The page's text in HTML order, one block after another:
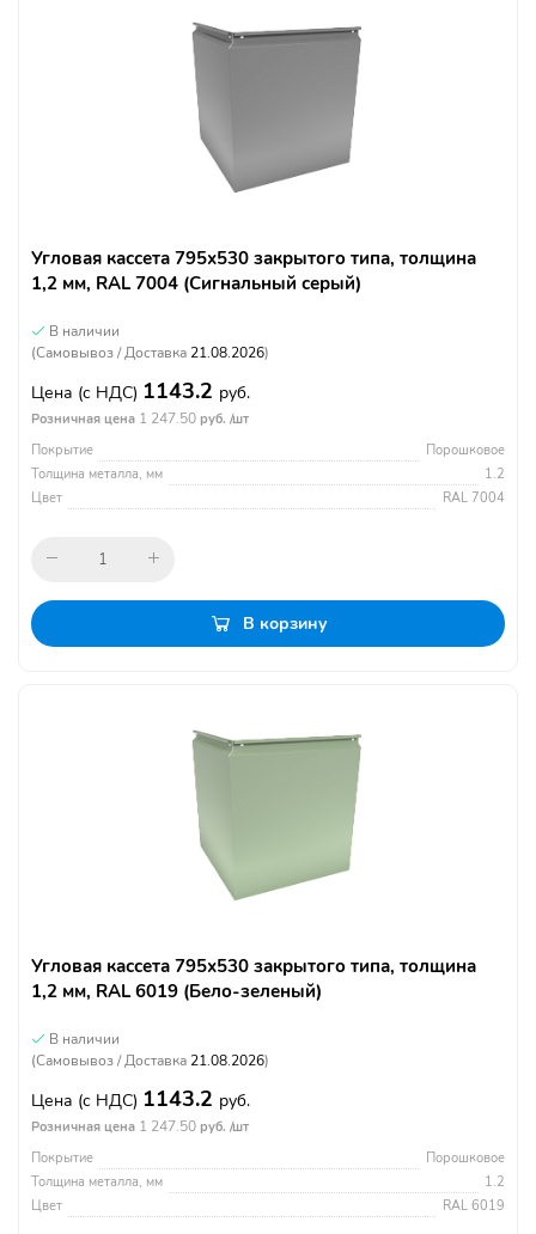
Угловая кассета 795х530 закрытого типа, толщина
1,2 мм, RAL 7004 (Сигнальный серый)
В наличии
(Самовывоз / Доставка 21.08.2026)
Цена (с НДС) 1143.2 руб.
Розничная цена 1 247.50 руб. /шт
Покрытие
Порошковое
Толщина металла, мм
1.2
Цвет
RAL 7004
В корзину
Угловая кассета 795х530 закрытого типа, толщина
1,2 мм, RAL 6019 (Бело-зеленый)
В наличии
(Самовывоз / Доставка 21.08.2026)
Цена (с НДС) 1143.2 руб.
Розничная цена 1 247.50 руб. /шт
Покрытие
Порошковое
Толщина металла, мм
1.2
Цвет
RAL 6019